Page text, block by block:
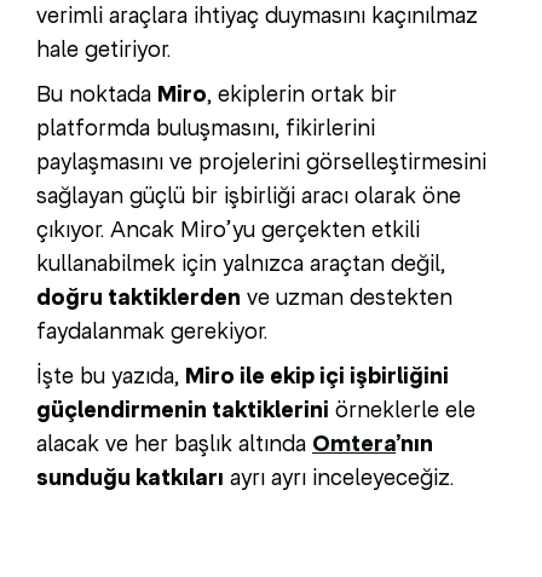
verimli araçlara ihtiyaç duymasını kaçınılmaz
hale getiriyor.
Bu noktada Miro, ekiplerin ortak bir
platformda buluşmasını, fikirlerini
paylaşmasını ve projelerini görselleştirmesini
sağlayan güçlü bir işbirliği aracı olarak öne
çıkıyor. Ancak Miro’yu gerçekten etkili
kullanabilmek için yalnızca araçtan değil,
doğru taktiklerden ve uzman destekten
faydalanmak gerekiyor.
İşte bu yazıda, Miro ile ekip içi işbirliğini
güçlendirmenin taktiklerini örneklerle ele
alacak ve her başlık altında Omtera’nın
sunduğu katkıları ayrı ayrı inceleyeceğiz.